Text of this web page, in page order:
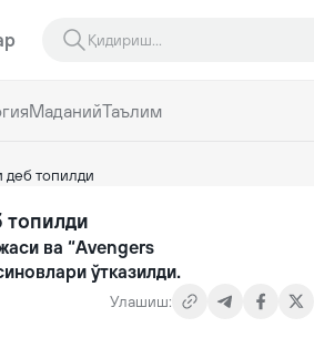
МаданийТаълим
деб топилди
топилди
ва “Avengers
ўтказилди.
Улашиш: